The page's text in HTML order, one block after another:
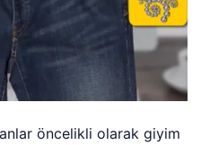
öncelikli olarak giyim